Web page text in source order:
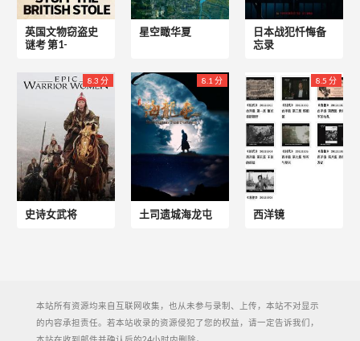
英国文物窃盗史
谜考 第1-
星空瞰华夏
日本战犯忏悔备
忘录
8.3 分
史诗女武将
8.1 分
土司遗城海龙屯
8.5 分
西洋镜
本站所有资源均来自互联网收集，也从未参与录制、上传，本站不对显示
的内容承担责任。若本站收录的资源侵犯了您的权益，请一定告诉我们，